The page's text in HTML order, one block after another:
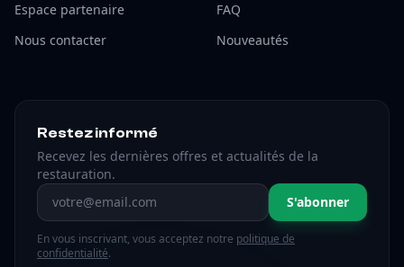
Espace partenaire
Nous contacter
FAQ
Nouveautés
Restez informé
Recevez les dernières offres et actualités de la
restauration.
Adresse email S'abonner
En vous inscrivant, vous acceptez notre politique de
confidentialité.